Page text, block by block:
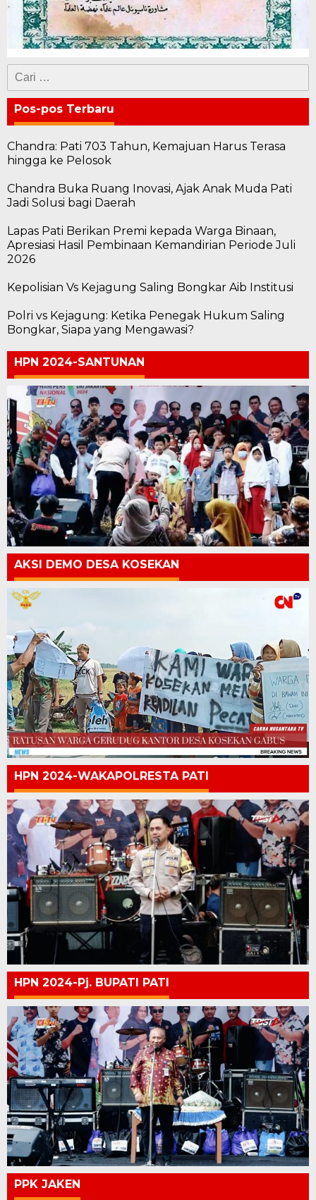
Cari
untuk:
Pos-pos Terbaru
Chandra: Pati 703 Tahun, Kemajuan Harus Terasa
hingga ke Pelosok
Chandra Buka Ruang Inovasi, Ajak Anak Muda Pati
Jadi Solusi bagi Daerah
Lapas Pati Berikan Premi kepada Warga Binaan,
Apresiasi Hasil Pembinaan Kemandirian Periode Juli
2026
Kepolisian Vs Kejagung Saling Bongkar Aib Institusi
Polri vs Kejagung: Ketika Penegak Hukum Saling
Bongkar, Siapa yang Mengawasi?
HPN 2024-SANTUNAN
AKSI DEMO DESA KOSEKAN
HPN 2024-WAKAPOLRESTA PATI
HPN 2024-Pj. BUPATI PATI
PPK JAKEN